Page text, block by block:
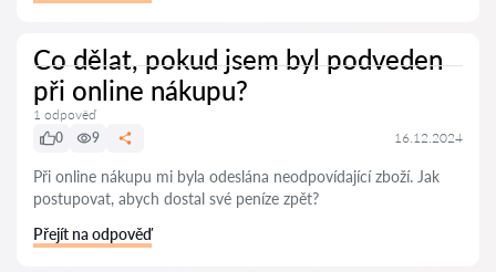
Co dělat, pokud jsem byl podveden
při online nákupu?
1 odpověď
0
9 16.12.2024
Při online nákupu mi byla odeslána neodpovídající zboží. Jak
postupovat, abych dostal své peníze zpět?
Přejít na odpověď